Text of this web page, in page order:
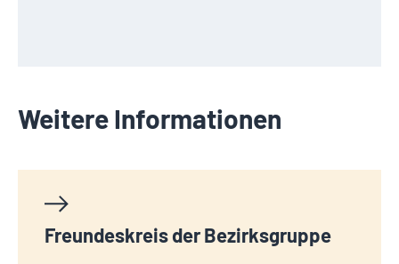
Weitere Informationen
Freundeskreis der Bezirksgruppe